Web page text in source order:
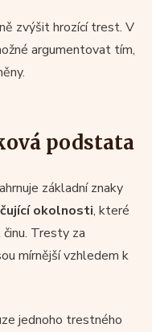
zvýšit hrozící trest. V
argumentovat tím,
podstata
základní znaky
okolnosti, které
Tresty za
mírnější vzhledem k
jednoho trestného